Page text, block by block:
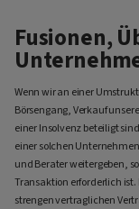
Fusionen,
Wenn wir an einer
Börsengang, Verkauf
einer Insolvenz beteiligt
einer solchen
und Berater weitergeben,
Transaktion erforderlich
strengen vertraglichen